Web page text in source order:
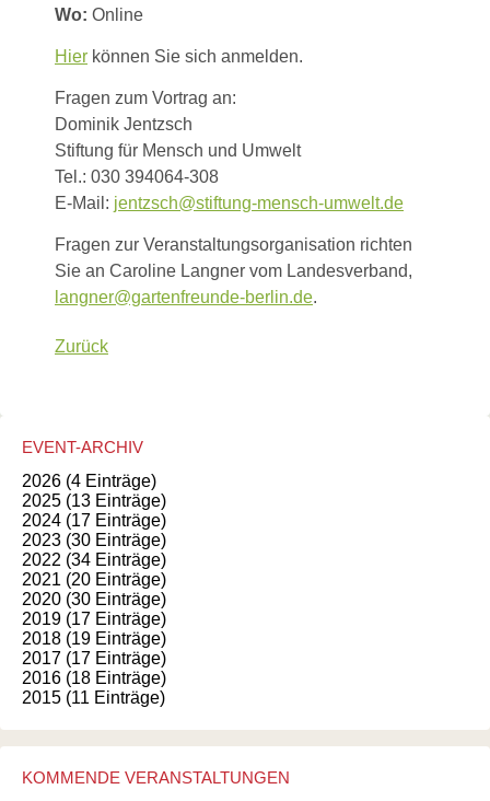
Wo: Online
Hier können Sie sich anmelden.
Fragen zum Vortrag an:
Dominik Jentzsch
Stiftung für Mensch und Umwelt
Tel.: 030 394064-308
E-Mail: jentzsch@stiftung-mensch-umwelt.de
Fragen zur Veranstaltungsorganisation richten
Sie an Caroline Langner vom Landesverband,
langner@gartenfreunde-berlin.de.
Zurück
EVENT-ARCHIV
2026 (4 Einträge)
2025 (13 Einträge)
2024 (17 Einträge)
2023 (30 Einträge)
2022 (34 Einträge)
2021 (20 Einträge)
2020 (30 Einträge)
2019 (17 Einträge)
2018 (19 Einträge)
2017 (17 Einträge)
2016 (18 Einträge)
2015 (11 Einträge)
KOMMENDE VERANSTALTUNGEN